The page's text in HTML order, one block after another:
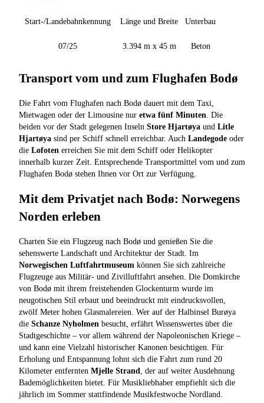
Start-/Landebahnkennung Länge und Breite Unterbau
07/25 3.394 m x 45 m Beton
Transport vom und zum Flughafen Bodø
Die Fahrt vom Flughafen nach Bodø dauert mit dem Taxi,
Mietwagen oder der Limousine nur etwa fünf Minuten . Die
beiden vor der Stadt gelegenen Inseln Store Hjartøya und Litle
Hjartøya sind per Schiff schnell erreichbar. Auch Landegode oder
die Lofoten erreichen Sie mit dem Schiff oder Helikopter
innerhalb kurzer Zeit. Entsprechende Transportmittel vom und zum
Flughafen Bodø stehen Ihnen vor Ort zur Verfügung.
Mit dem Privatjet nach Bodø: Norwegens
Norden erleben
Charten Sie ein Flugzeug nach Bodø und genießen Sie die
sehenswerte Landschaft und Architektur der Stadt. Im
Norwegischen Luftfahrtmuseum können Sie sich zahlreiche
Flugzeuge aus Militär- und Zivilluftfahrt ansehen. Die Domkirche
von Bodø mit ihrem freistehenden Glockenturm wurde im
neugotischen Stil erbaut und beeindruckt mit eindrucksvollen,
zwölf Meter hohen Glasmalereien. Wer auf der Halbinsel Burøya
die Schanze Nyholmen besucht, erfährt Wissenswertes über die
Stadtgeschichte – vor allem während der Napoleonischen Kriege –
und kann eine Vielzahl historischer Kanonen besichtigen. Für
Erholung und Entspannung lohnt sich die Fahrt zum rund 20
Kilometer entfernten Mjelle Strand , der auf weiter Ausdehnung
Bademöglichkeiten bietet. Für Musikliebhaber empfiehlt sich die
jährlich im Sommer stattfindende Musikfestwoche Nordland.